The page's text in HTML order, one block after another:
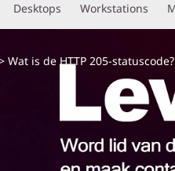
Desktops Workstations
Wat is de HTTP 205-statuscode?